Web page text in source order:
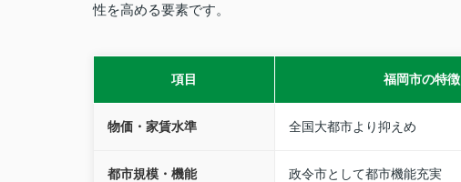
性を高める要素です。
項目 福岡市の特徴
物価・家賃水準 全国大都市より抑えめ
都市規模・機能 政令市として都市機能充実